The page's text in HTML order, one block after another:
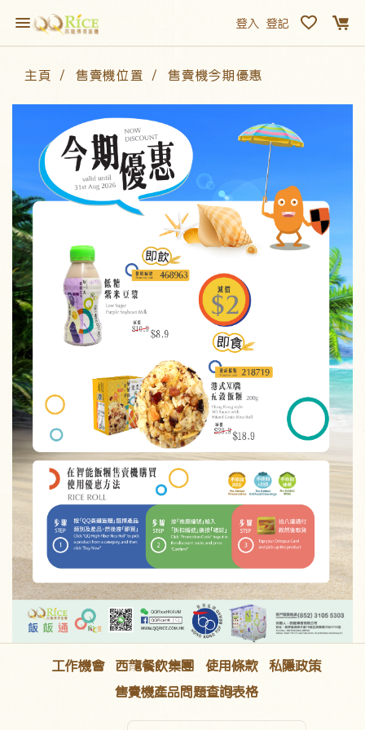
登入 登記
主頁 售賣機位置 售賣機今期優惠
工作機會 西龍餐飲集團 使用條款
私隱政策
售賣機產品問題查詢表格